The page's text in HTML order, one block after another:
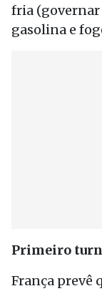
fria (governar
gasolina e
Primeiro
França prevê